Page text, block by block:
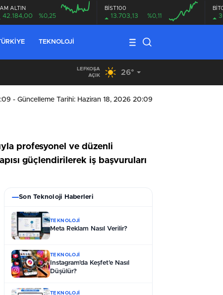
ALTIN
42.184,00 %0,25
BİST100
13.703,13 %0,11
TEKNOLOJI
Seyir Halindeki Araç Alev Aldı, Korku Dolu Anlar
LEFKOŞA
AÇIK
26°
- Güncelleme Tarihi: Haziran 18, 2026 20:09
profesyonel ve düzenli
güçlendirilerek iş başvuruları
Son Teknoloji Haberleri
TEKNOLOJI
Meta Reklam Nasıl Verilir?
TEKNOLOJI
⁠Instagram’da Keşfet’e Nasıl
Düşülür?
TEKNOLOJI